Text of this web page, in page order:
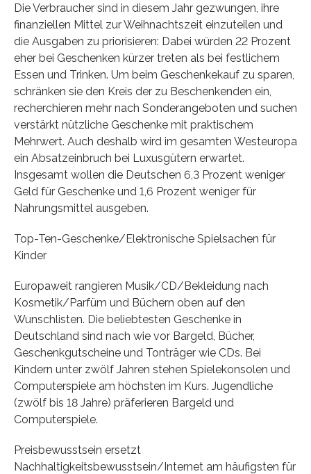
Die Verbraucher sind in diesem Jahr gezwungen, ihre
finanziellen Mittel zur Weihnachtszeit einzuteilen und
die Ausgaben zu priorisieren: Dabei würden 22 Prozent
eher bei Geschenken kürzer treten als bei festlichem
Essen und Trinken. Um beim Geschenkekauf zu sparen,
schränken sie den Kreis der zu Beschenkenden ein,
recherchieren mehr nach Sonderangeboten und suchen
verstärkt nützliche Geschenke mit praktischem
Mehrwert. Auch deshalb wird im gesamten Westeuropa
ein Absatzeinbruch bei Luxusgütern erwartet.
Insgesamt wollen die Deutschen 6,3 Prozent weniger
Geld für Geschenke und 1,6 Prozent weniger für
Nahrungsmittel ausgeben.
Top-Ten-Geschenke/Elektronische Spielsachen für
Kinder
Europaweit rangieren Musik/CD/Bekleidung nach
Kosmetik/Parfüm und Büchern oben auf den
Wunschlisten. Die beliebtesten Geschenke in
Deutschland sind nach wie vor Bargeld, Bücher,
Geschenkgutscheine und Tonträger wie CDs. Bei
Kindern unter zwölf Jahren stehen Spielekonsolen und
Computerspiele am höchsten im Kurs. Jugendliche
(zwölf bis 18 Jahre) präferieren Bargeld und
Computerspiele.
Preisbewusstsein ersetzt
Nachhaltigkeitsbewusstsein/Internet am häufigsten für